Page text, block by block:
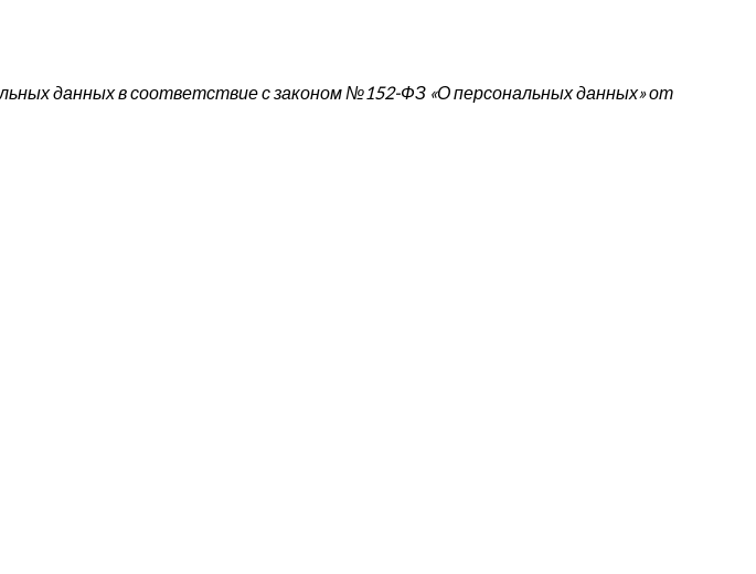
данных в соответствие с законом №152-ФЗ «О персональных данных» от